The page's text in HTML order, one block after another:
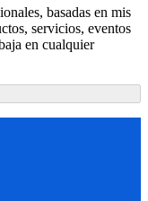
basadas en mis
servicios, eventos
en cualquier